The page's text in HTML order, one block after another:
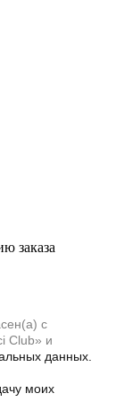
заказа
с
Club» и
данных.
моих